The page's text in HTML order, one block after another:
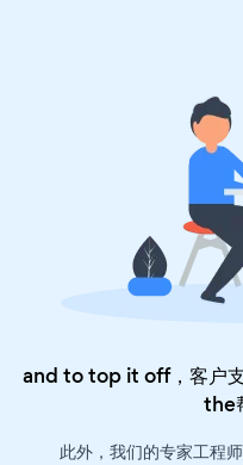
and to top it off，客户
the
此外，我们的专家工程